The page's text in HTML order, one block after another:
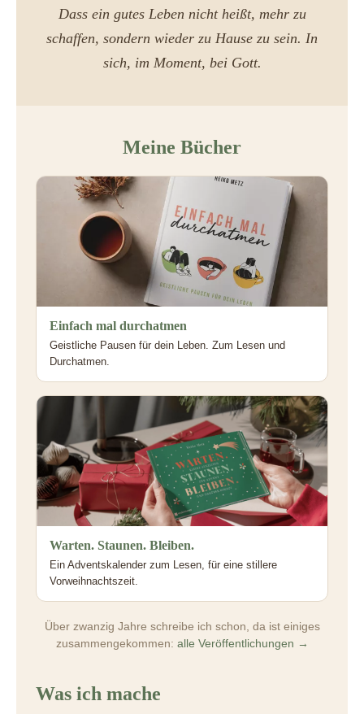
Dass ein gutes Leben nicht heißt, mehr zu
schaffen, sondern wieder zu Hause zu sein. In
sich, im Moment, bei Gott.
Meine Bücher
Einfach mal durchatmen
Geistliche Pausen für dein Leben. Zum Lesen und
Durchatmen.
Warten. Staunen. Bleiben.
Ein Adventskalender zum Lesen, für eine stillere
Vorweihnachtszeit.
Über zwanzig Jahre schreibe ich schon, da ist einiges
zusammengekommen: alle Veröffentlichungen →
Was ich mache